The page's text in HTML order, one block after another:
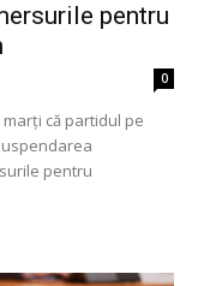
pentru
0
că partidul pe
pentru